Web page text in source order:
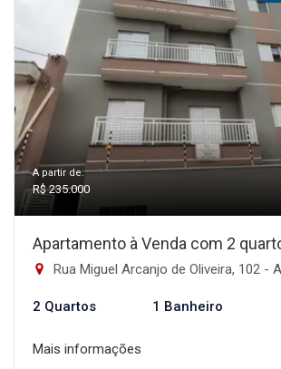
A partir de:
R$ 235.000
Apartamento à Venda com 2
Rua Miguel Arcanjo de Oliveira, 102 - Artur
2 Quartos 1 Banheiro
Mais informações